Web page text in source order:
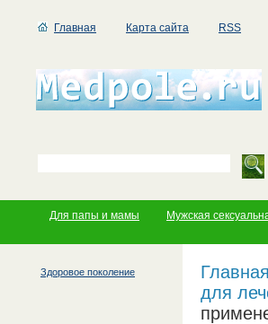
Главная Карта сайта RSS
Для папы и мамы Мужская
Здоровое поколение Главная
для